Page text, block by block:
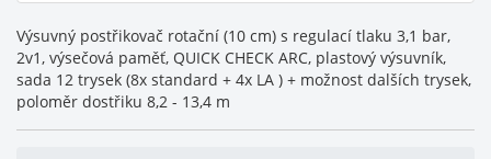
Výsuvný postřikovač rotační (10 cm) s regulací tlaku 3,1 bar,
2v1, výsečová paměť, QUICK CHECK ARC, plastový výsuvník,
sada 12 trysek (8x standard + 4x LA ) + možnost dalších trysek,
poloměr dostřiku 8,2 - 13,4 m